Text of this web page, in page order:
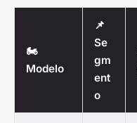
🏍️
Modelo
📌
Se
gm
ent
o